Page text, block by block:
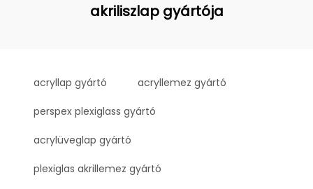
akriliszlap gyártója
acryllap gyártó acryllemez gyártó
perspex plexiglass gyártó
acrylüveglap gyártó
plexiglas akrillemez gyártó